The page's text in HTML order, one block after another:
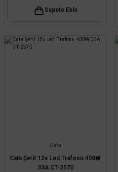
Sepete Ekle
Cata
Cata Şerit 12v Led Trafosu 400W
33A CT-2570